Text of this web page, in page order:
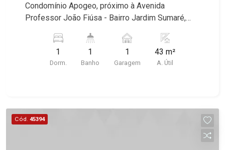
Condomínio Apogeo, próximo à Avenida
Professor João Fiúsa - Bairro Jardim Sumaré,
deste imóvel que a Martinelli Imobiliária
selecionou para você: - 43m² de área útil - 1 suíte
com armários e ar-condicionado - Sala 2
imobiliário desde 2000. Especialistas em Venda,
Locação e Lançamentos! Avenida João Fiúsa,
1
Dorm.
1
Banho
1
Garagem
43 m²
A. Útil
Cód. 45394